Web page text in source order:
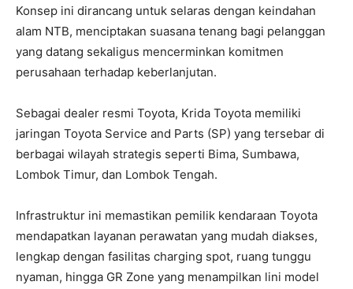
Konsep ini dirancang untuk selaras dengan keindahan
alam NTB, menciptakan suasana tenang bagi pelanggan
yang datang sekaligus mencerminkan komitmen
perusahaan terhadap keberlanjutan.
Sebagai dealer resmi Toyota, Krida Toyota memiliki
jaringan Toyota Service and Parts (SP) yang tersebar di
berbagai wilayah strategis seperti Bima, Sumbawa,
Lombok Timur, dan Lombok Tengah.
Infrastruktur ini memastikan pemilik kendaraan Toyota
mendapatkan layanan perawatan yang mudah diakses,
lengkap dengan fasilitas charging spot, ruang tunggu
nyaman, hingga GR Zone yang menampilkan lini model